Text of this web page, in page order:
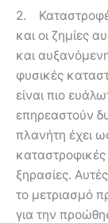
2.
και οι ζημίες
και
φυσικές
είναι πιο
επηρεαστούν
πλανήτη έχει
ξηρασίες.
το μετριασμό
για την